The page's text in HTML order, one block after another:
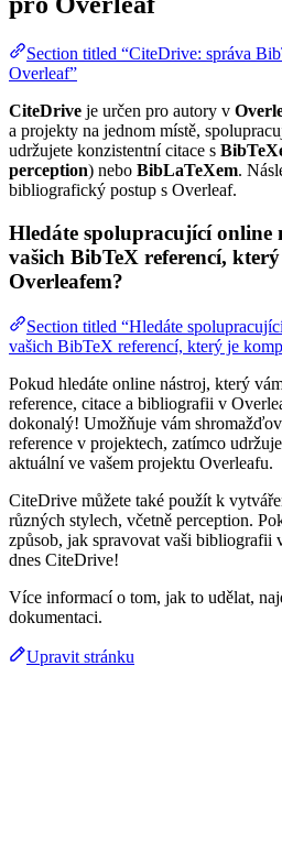
Section titled “CiteDrive: správa
Overleaf”
CiteDrive je určen pro autory v
a projekty na jednom místě,
udržujete konzistentní citace s
perception) nebo BibLaTeXem.
bibliografický postup s Overleaf.
Hledáte spolupracující online
vašich BibTeX referencí,
Overleafem?
Section titled “Hledáte
vašich BibTeX referencí, který je
Pokud hledáte online nástroj, který
reference, citace a bibliografii v
dokonalý! Umožňuje vám
reference v projektech, zatímco
aktuální ve vašem projektu Overleafu.
CiteDrive můžete také použít k
různých stylech, včetně perception.
způsob, jak spravovat vaši bibliografii
dnes CiteDrive!
Více informací o tom, jak to udělat,
dokumentaci.
Upravit stránku